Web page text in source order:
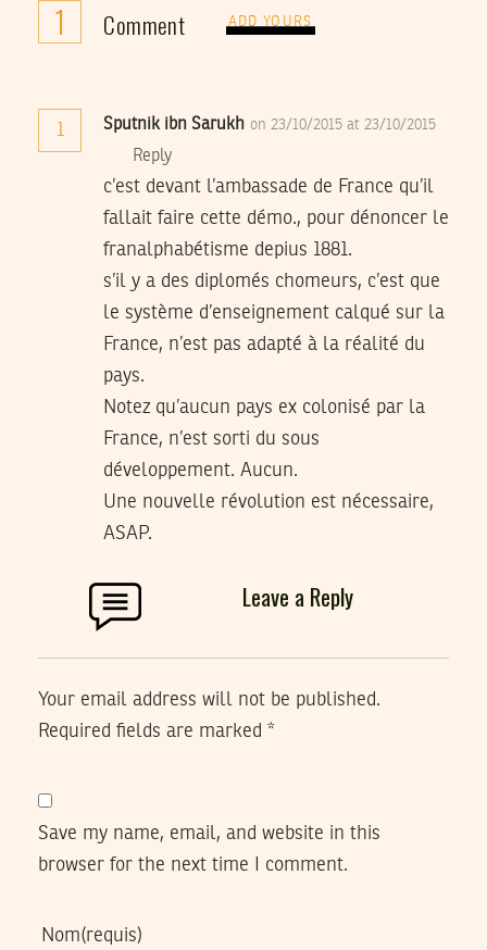
1 Comment ADD YOURS
1 Sputnik ibn Sarukh on 23/10/2015 at 23/10/2015
Reply
c’est devant l’ambassade de France qu’il
fallait faire cette démo., pour dénoncer le
franalphabétisme depius 1881.
s’il y a des diplomés chomeurs, c’est que
le système d’enseignement calqué sur la
France, n’est pas adapté à la réalité du
pays.
Notez qu’aucun pays ex colonisé par la
France, n’est sorti du sous
développement. Aucun.
Une nouvelle révolution est nécessaire,
ASAP.
Leave a Reply
Your email address will not be published.
Required fields are marked *
Save my name, email, and website in this
browser for the next time I comment.
Nom(requis)